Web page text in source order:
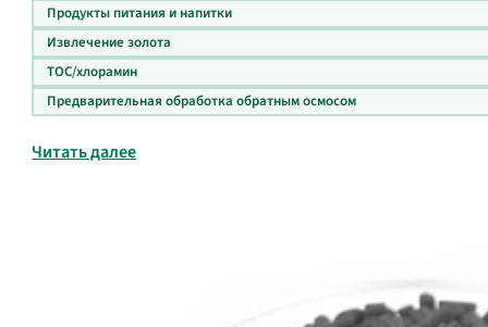
Продукты питания и напитки
Извлечение золота
ТОС/хлорамин
Предварительная обработка обратным осмосом
Читать далее